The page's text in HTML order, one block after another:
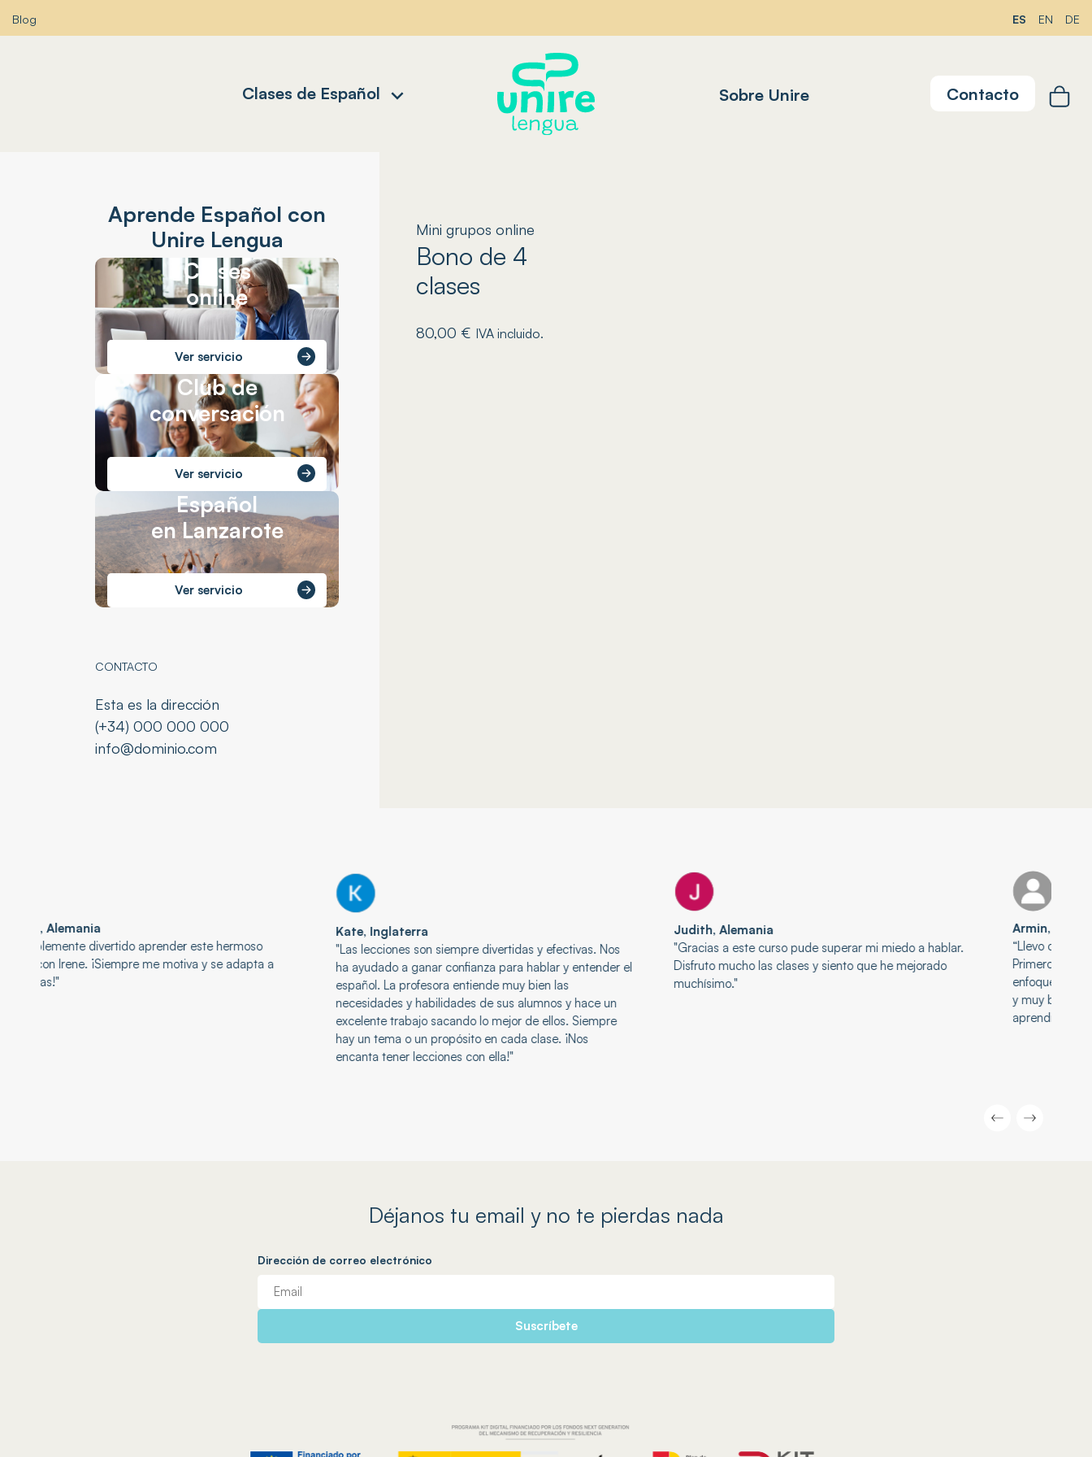
Blog ES EN DE
Clases de Español Sobre Unire Contacto
Mini grupos online
Bono de 4
clases
80,00 € IVA incluido.
Aprende Español con
Unire Lengua
Clases
online
Ver servicio
Club de
conversación
Ver servicio
Español
en Lanzarote
Ver servicio
CONTACTO
Esta es la dirección
(+34) 000 000 000
info@dominio.com
Kate, Inglaterra
"Las lecciones son siempre divertidas y efectivas. Nos
ha ayudado a ganar confianza para hablar y entender el
necesidades y habilidades de sus alumnos y hace un
excelente trabajo sacando lo mejor de ellos. Siempre
hay un tema o un propósito en cada clase. ¡Nos
Judith, Alemania
"Gracias a este curso pude superar mi miedo a hablar.
Disfruto mucho las clases y siento que he mejorado
muchísimo."
Armin
“Llevo casi dos años aprendiendo español con Irene.
Primero presencialmente y luego online. Adoptamos un
enfoque inmersivo y las clases siempre son interesantes
y muy bien preparadas. Mi hijo de 11 años también está
aprendiendo y está deseando que llegue cada clase.”
Déjanos tu email y no te pierdas nada
Dirección de correo electrónico